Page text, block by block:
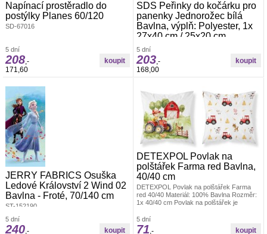
Napínací prostěradlo do
postýlky Planes 60/120
SD-67016
5 dní
208,-
171,60
SDS Peřinky do kočárku pro
panenky Jednorožec bílá
Bavlna, výplň: Polyester, 1x
27x40 cm / 25x20 cm
Peřinky do kočárku pro panenky
Jednorožec bílá
5 dní
203,-
168,00
JERRY FABRICS Osuška
Ledové Království 2 Wind 02
Bavlna - Froté, 70/140 cm
ST-152190
5 dní
240,-
DETEXPOL Povlak na
polštářek Farma red Bavlna,
40/40 cm
DETEXPOL Povlak na polštářek Farma
red 40/40 Materiál: 100% Bavlna Rozměr:
1x 40/40 cm Povlak na polštářek je
každé strany jiný obrázek, zapínání na zip
5 dní
71,-